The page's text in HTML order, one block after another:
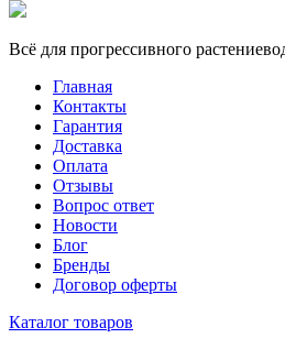
Всё для прогрессивного
Главная
Контакты
Гарантия
Доставка
Оплата
Отзывы
Вопрос ответ
Новости
Блог
Бренды
Договор оферты
Каталог товаров